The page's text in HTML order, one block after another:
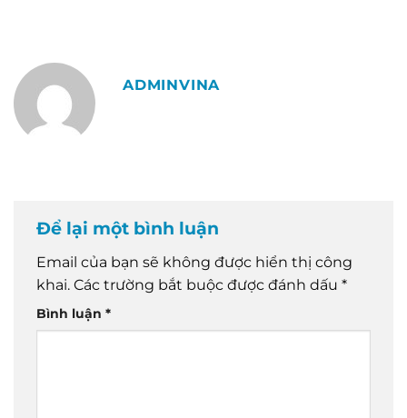
ADMINVINA
Để lại một bình luận
Email của bạn sẽ không được hiển thị công
khai. Các trường bắt buộc được đánh dấu *
Bình luận *